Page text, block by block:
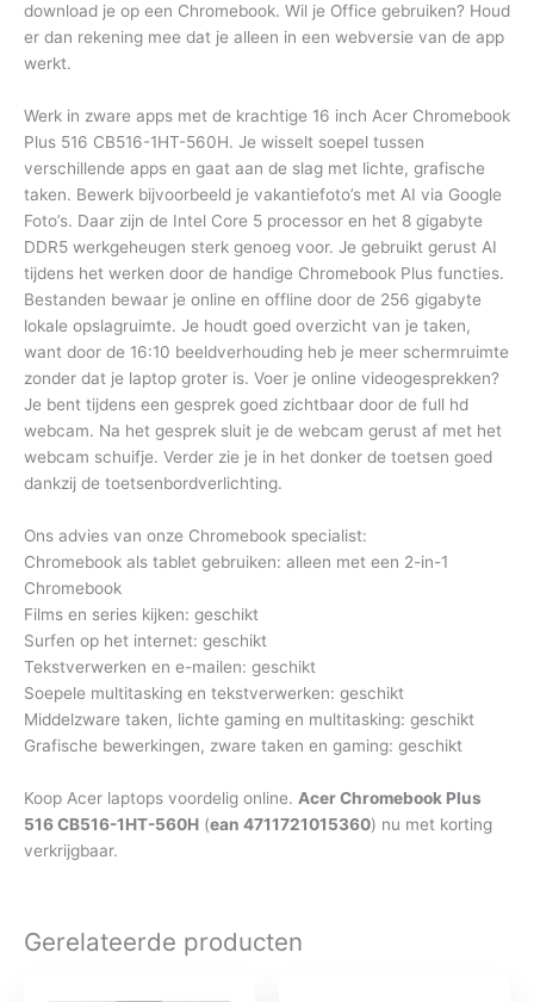
download je op een Chromebook. Wil je Office gebruiken? Houd
er dan rekening mee dat je alleen in een webversie van de app
werkt.
Werk in zware apps met de krachtige 16 inch Acer Chromebook
Plus 516 CB516-1HT-560H. Je wisselt soepel tussen
verschillende apps en gaat aan de slag met lichte, grafische
taken. Bewerk bijvoorbeeld je vakantiefoto’s met AI via Google
Foto’s. Daar zijn de Intel Core 5 processor en het 8 gigabyte
DDR5 werkgeheugen sterk genoeg voor. Je gebruikt gerust AI
tijdens het werken door de handige Chromebook Plus functies.
Bestanden bewaar je online en offline door de 256 gigabyte
lokale opslagruimte. Je houdt goed overzicht van je taken,
want door de 16:10 beeldverhouding heb je meer schermruimte
zonder dat je laptop groter is. Voer je online videogesprekken?
Je bent tijdens een gesprek goed zichtbaar door de full hd
webcam. Na het gesprek sluit je de webcam gerust af met het
webcam schuifje. Verder zie je in het donker de toetsen goed
dankzij de toetsenbordverlichting.
Ons advies van onze Chromebook specialist:
Chromebook als tablet gebruiken: alleen met een 2-in-1
Chromebook
Films en series kijken: geschikt
Surfen op het internet: geschikt
Tekstverwerken en e-mailen: geschikt
Soepele multitasking en tekstverwerken: geschikt
Middelzware taken, lichte gaming en multitasking: geschikt
Grafische bewerkingen, zware taken en gaming: geschikt
Koop Acer laptops voordelig online. Acer Chromebook Plus
516 CB516-1HT-560H (ean 4711721015360) nu met korting
verkrijgbaar.
Gerelateerde producten